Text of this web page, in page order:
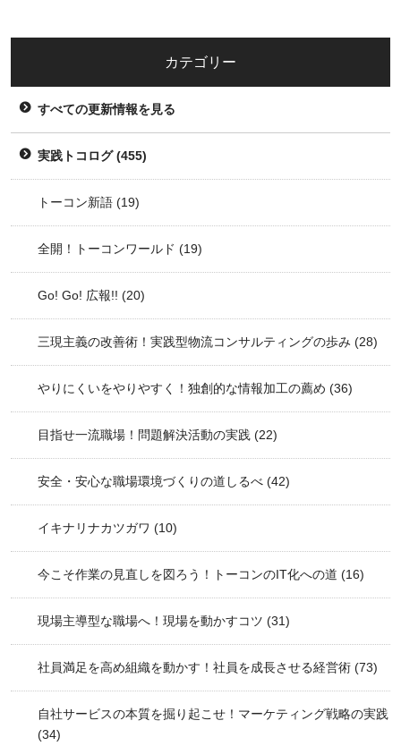
カテゴリー
すべての更新情報を見る
実践トコログ(455)
トーコン新語 (19)
全開！トーコンワールド (19)
Go! Go! 広報!! (20)
三現主義の改善術！実践型物流コンサルティングの歩み (28)
やりにくいをやりやすく！独創的な情報加工の薦め (36)
目指せ一流職場！問題解決活動の実践 (22)
安全・安心な職場環境づくりの道しるべ (42)
イキナリナカツガワ (10)
今こそ作業の見直しを図ろう！トーコンのIT化への道 (16)
現場主導型な職場へ！現場を動かすコツ (31)
社員満足を高め組織を動かす！社員を成長させる経営術 (73)
自社サービスの本質を掘り起こせ！マーケティング戦略の実践
(34)